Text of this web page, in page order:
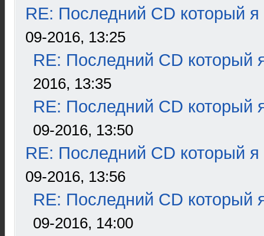
RE: Последний CD который я
09-2016, 13:25
RE: Последний CD который
2016, 13:35
RE: Последний CD который
09-2016, 13:50
RE: Последний CD который я
09-2016, 13:56
RE: Последний CD который
09-2016, 14:00